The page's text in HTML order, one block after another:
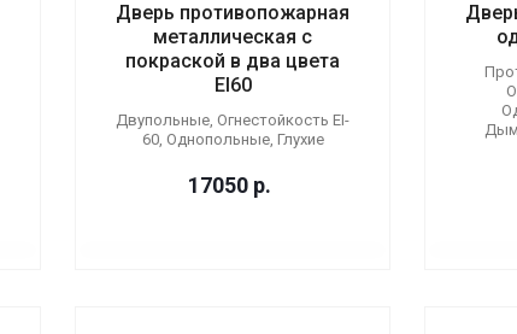
Дверь противопожарная
металлическая с
покраской в два цвета
EI60
Двупольные, Огнестойкость EI-
60, Однопольные, Глухие
17050 р.